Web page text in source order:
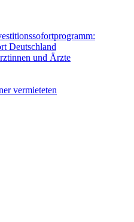
Deutschland
und Ärzte
vermieteten